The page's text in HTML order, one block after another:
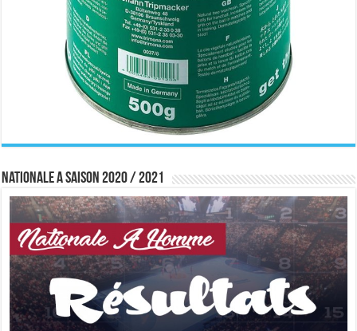
Nationale A saison 2020 / 2021